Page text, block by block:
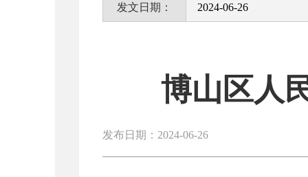
发文日期： 2024-06-26
博山区人
发布日期：2024-06-26